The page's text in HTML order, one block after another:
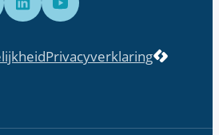
LinkedInYouTube
Privacyverklaring